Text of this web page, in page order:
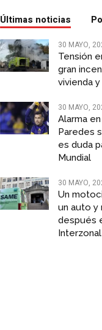
Últimas noticias
30 MAYO,
Tensión
gran
vivienda
30 MAYO,
Alarma
Paredes
es duda
Mundial
30 MAYO,
Un
un auto y
después
Interzonal